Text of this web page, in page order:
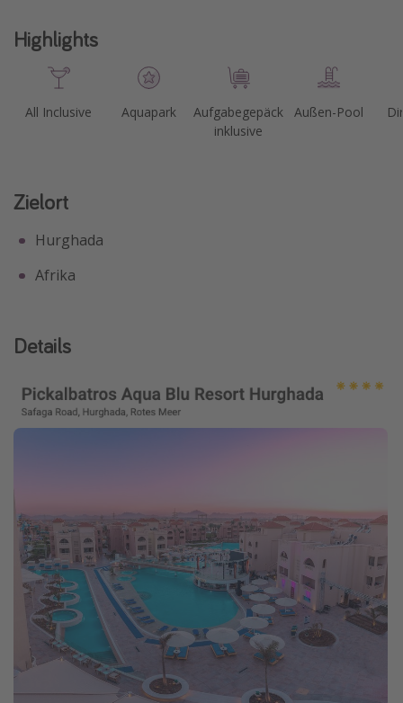
Highlights
All Inclusive Aquapark
Aufgabegepäck
inklusive
Außen-Pool
Zielort
Hurghada
Afrika
Details